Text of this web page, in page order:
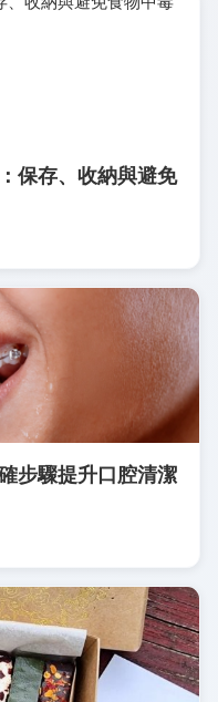
保存、收納與避免
步驟提升口腔清潔